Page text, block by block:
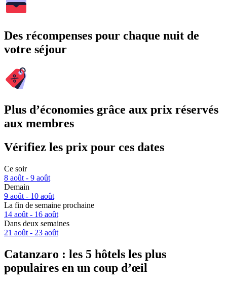
Des récompenses pour chaque nuit de
votre séjour
Plus d’économies grâce aux prix réservés
aux membres
Vérifiez les prix pour ces dates
Ce soir
8 août - 9 août
Demain
9 août - 10 août
La fin de semaine prochaine
14 août - 16 août
Dans deux semaines
21 août - 23 août
Catanzaro : les 5 hôtels les plus
populaires en un coup d’œil